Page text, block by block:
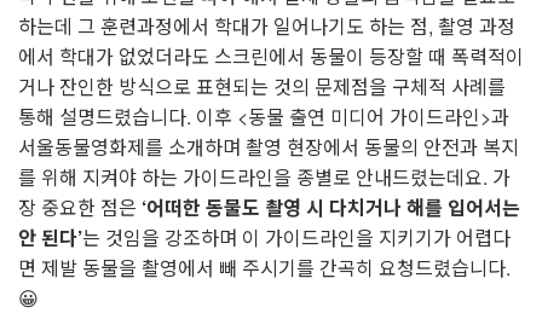
하는데 그 훈련과정에서 학대가 일어나기도 하는 점, 촬영 과정
에서 학대가 없었더라도 스크린에서 동물이 등장할 때 폭력적이
거나 잔인한 방식으로 표현되는 것의 문제점을 구체적 사례를
통해 설명드렸습니다. 이후 <동물 출연 미디어 가이드라인>과
서울동물영화제를 소개하며 촬영 현장에서 동물의 안전과 복지
를 위해 지켜야 하는 가이드라인을 종별로 안내드렸는데요. 가
장 중요한 점은 ‘어떠한 동물도 촬영 시 다치거나 해를 입어서는
안 된다’는 것임을 강조하며 이 가이드라인을 지키기가 어렵다
면 제발 동물을 촬영에서 빼 주시기를 간곡히 요청드렸습니다.
😀